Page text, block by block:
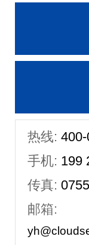
热线:
手机: 199
传真:
邮箱: